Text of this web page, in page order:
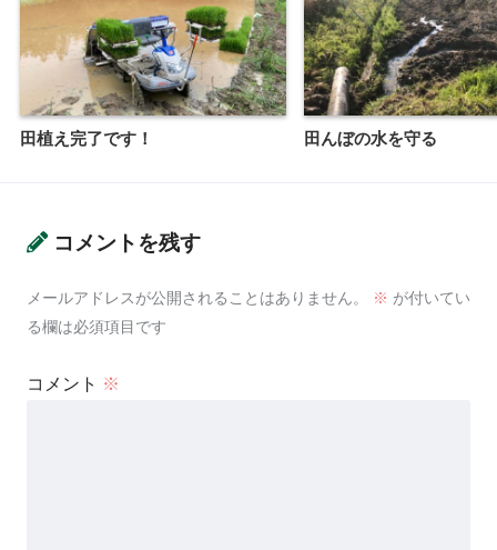
田植え完了です！ 田んぼの水を守る
コメントを残す
メールアドレスが公開されることはありません。 ※ が付いてい
る欄は必須項目です
コメント ※